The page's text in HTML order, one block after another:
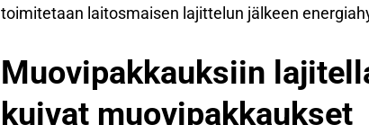
toimitetaan laitosmaisen lajittelun jälkeen
Muovipakkauksiin
kuivat muovipakkaukset